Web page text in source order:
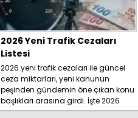
2026 Yeni Trafik Cezaları
Listesi
2026 yeni trafik cezaları ile güncel
ceza miktarları, yeni kanunun
peşinden gündemin öne çıkan konu
başlıkları arasına girdi. İşte 2026
yeni trafik ce...